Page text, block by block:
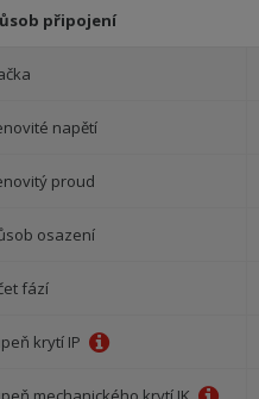
připojení
napětí
proud
osazení
fází
krytí IP